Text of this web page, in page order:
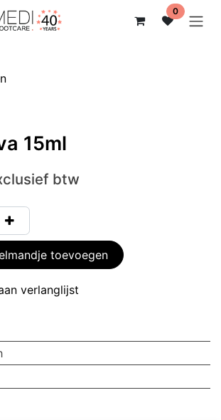
0
15ml
btw
toevoegen
verlanglijst